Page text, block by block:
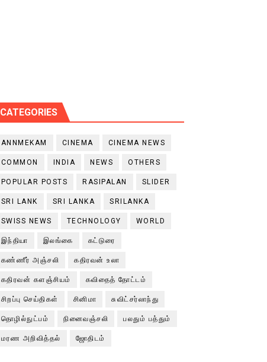
CATEGORIES
ANNMEKAM CINEMA CINEMA NEWS
COMMON INDIA NEWS OTHERS
POPULAR POSTS RASIPALAN SLIDER
SRI LANK SRI LANKA SRILANKA
SWISS NEWS TECHNOLOGY WORLD
இந்தியா இலங்கை கட்டுரை
கண்ணீர் அஞ்சலி கதிரவன் உலா
கதிரவன் களஞ்சியம் கவிதைத் தோட்டம்
சிறப்பு செய்திகள் சினிமா சுவிட்சர்லாந்து
தொழில்நுட்பம் நினைவஞ்சலி பலதும் பத்தும்
மரண அறிவித்தல் ஜோதிடம்